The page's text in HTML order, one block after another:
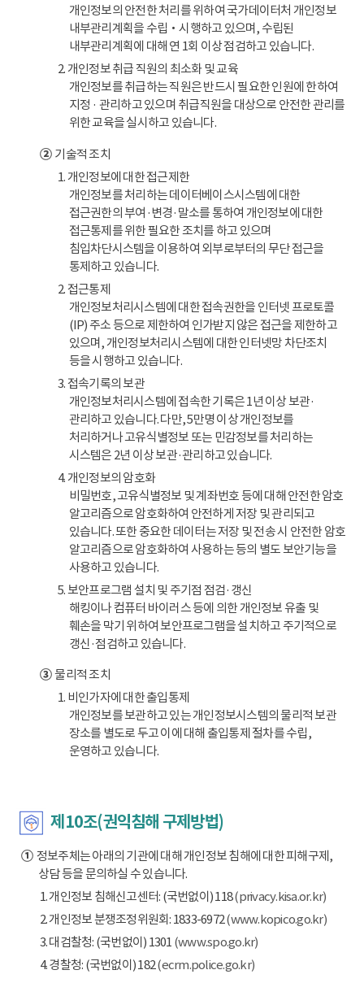
개인정보의 안전한 처리를 위하여 국가데이터처 개인정보
내부관리계획을 수립‧시행하고 있으며, 수립된
내부관리계획에 대해 연 1회 이상 점검하고 있습니다.
2. 개인정보 취급 직원의 최소화 및 교육
개인정보를 취급하는 직원은 반드시 필요한 인원에 한하여
지정 · 관리하고 있으며 취급직원을 대상으로 안전한 관리를
위한 교육을 실시하고 있습니다.
②기술적 조치
1. 개인정보에 대한 접근제한
개인정보를 처리하는 데이터베이스시스템에 대한
접근권한의 부여·변경·말소를 통하여 개인정보에 대한
접근통제를 위한 필요한 조치를 하고 있으며
침입차단시스템을 이용하여 외부로부터의 무단 접근을
통제하고 있습니다.
2. 접근통제
개인정보처리시스템에 대한 접속권한을 인터넷 프로토콜
(IP) 주소 등으로 제한하여 인가받지 않은 접근을 제한하고
있으며, 개인정보처리시스템에 대한 인터넷망 차단조치
등을 시행하고 있습니다.
3. 접속기록의 보관
개인정보처리시스템에 접속한 기록은 1년 이상 보관·
관리하고 있습니다. 다만, 5만명 이상 개인정보를
처리하거나 고유식별정보 또는 민감정보를 처리하는
시스템은 2년 이상 보관·관리하고 있습니다.
4. 개인정보의 암호화
비밀번호, 고유식별정보 및 계좌번호 등에 대해 안전한 암호
알고리즘으로 암호화하여 안전하게 저장 및 관리되고
있습니다. 또한 중요한 데이터는 저장 및 전송 시 안전한 암호
알고리즘으로 암호화하여 사용하는 등의 별도 보안기능을
사용하고 있습니다.
5. 보안프로그램 설치 및 주기점 점검·갱신
해킹이나 컴퓨터 바이러스 등에 의한 개인정보 유출 및
훼손을 막기 위하여 보안프로그램을 설치하고 주기적으로
갱신·점검하고 있습니다.
③물리적 조치
1. 비인가자에 대한 출입통제
개인정보를 보관하고 있는 개인정보시스템의 물리적 보관
장소를 별도로 두고 이에 대해 출입통제 절차를 수립,
운영하고 있습니다.
제10조(권익침해 구제방법)
①정보주체는 아래의 기관에 대해 개인정보 침해에 대한 피해구제,
상담 등을 문의하실 수 있습니다.
1. 개인정보 침해신고센터: (국번없이) 118(privacy.kisa.or.kr)
2. 개인정보 분쟁조정위원회: 1833-6972(www.kopico.go.kr)
3. 대검찰청: (국번없이) 1301 (www.spo.go.kr)
4. 경찰청: (국번없이) 182(ecrm.police.go.kr)